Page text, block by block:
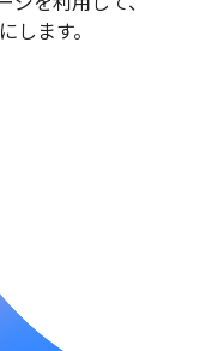
します。